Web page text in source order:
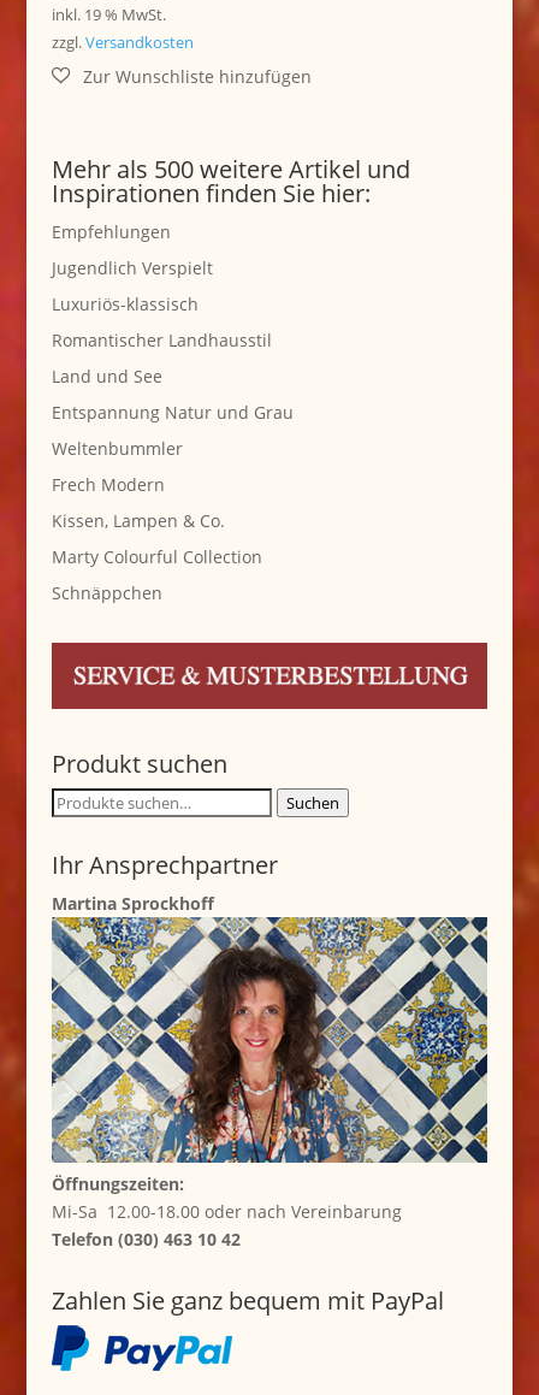
Preis
war:
38,00 €
ist:
15,00 €.
inkl. 19 % MwSt.
zzgl.Versandkosten
Mehr als 500 weitere Artikel und
Inspirationen finden Sie hier:
Empfehlungen
Jugendlich Verspielt
Luxuriös-klassisch
Romantischer Landhausstil
Land und See
Entspannung Natur und Grau
Weltenbummler
Frech Modern
Kissen, Lampen & Co.
Marty Colourful Collection
Schnäppchen
Produkt suchen
Suche
Suchen
Ihr Ansprechpartner
Martina Sprockhoff
Öffnungszeiten:
Mi-Sa 12.00-18.00 oder nach Vereinbarung
Telefon (030) 463 10 42
Zahlen Sie ganz bequem mit PayPal